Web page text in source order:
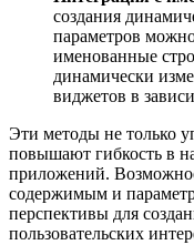
создания
параметров
именованные
динамически
виджетов в
Эти методы не только
повышают гибкость в
приложений.
содержимым и
перспективы для
пользовательских